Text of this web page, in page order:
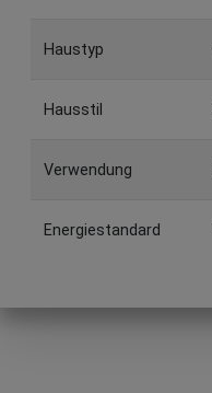
Haustyp
Hausstil
Verwendung
Energiestandard